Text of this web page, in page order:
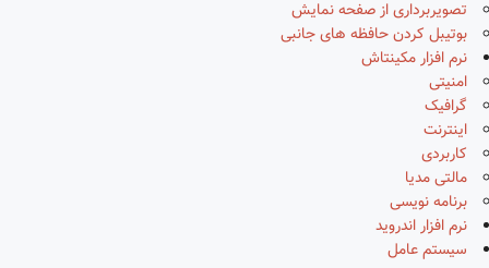
تصویربرداری از صفحه نمایش
بوتیبل کردن حافظه های جانبی
نرم افزار مکینتاش
امنیتی
گرافیک
اینترنت
کاربردی
مالتی مدیا
برنامه نویسی
نرم افزار اندروید
سیستم عامل